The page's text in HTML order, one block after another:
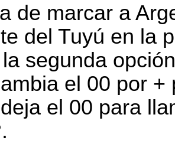
de marcar a
del Tuyú en la
segunda
el 00 por
el 00 para
.